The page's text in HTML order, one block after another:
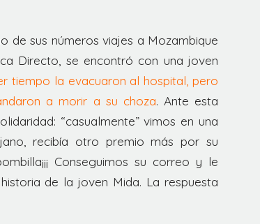
de sus números viajes a Mozambique
Directo, se encontró con una joven
tiempo la evacuaron al hospital, pero
a morir a su choza. Ante esta
“casualmente” vimos en una
recibía otro premio más por su
Conseguimos su correo y le
de la joven Mida. La respuesta